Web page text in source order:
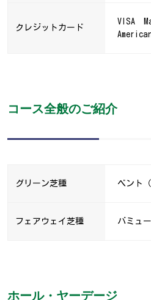
クレジットカード
VISA
コース全般のご紹介
グリーン芝種 ベント
フェアウェイ芝種 バミュ
ホール・ヤーデージ